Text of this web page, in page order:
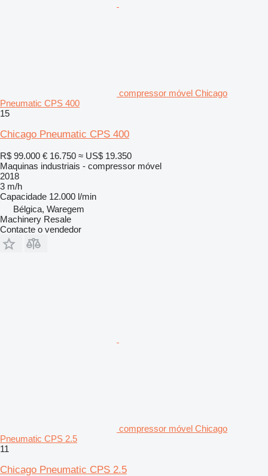
compressor móvel Chicago
Pneumatic CPS 400
15
Chicago Pneumatic CPS 400
R$ 99.000 € 16.750 ≈ US$ 19.350
Maquinas industriais - compressor móvel
2018
3 m/h
Capacidade 12.000 l/min
Bélgica, Waregem
Machinery Resale
Contacte o vendedor
compressor móvel Chicago
Pneumatic CPS 2.5
11
Chicago Pneumatic CPS 2.5